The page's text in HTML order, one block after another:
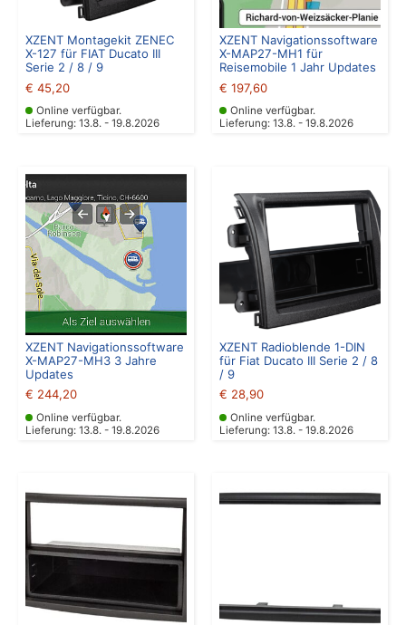
XZENT Montagekit ZENEC
X-127 für FIAT Ducato III
Serie 2 / 8 / 9
€ 45,20
Online verfügbar.
Lieferung: 13.8. - 19.8.2026
XZENT Navigationssoftware
X-MAP27-MH1 für
Reisemobile 1 Jahr Updates
€ 197,60
Online verfügbar.
Lieferung: 13.8. - 19.8.2026
XZENT Navigationssoftware
X-MAP27-MH3 3 Jahre
Updates
€ 244,20
Online verfügbar.
Lieferung: 13.8. - 19.8.2026
XZENT Radioblende 1-DIN
für Fiat Ducato III Serie 2 / 8
/ 9
€ 28,90
Online verfügbar.
Lieferung: 13.8. - 19.8.2026